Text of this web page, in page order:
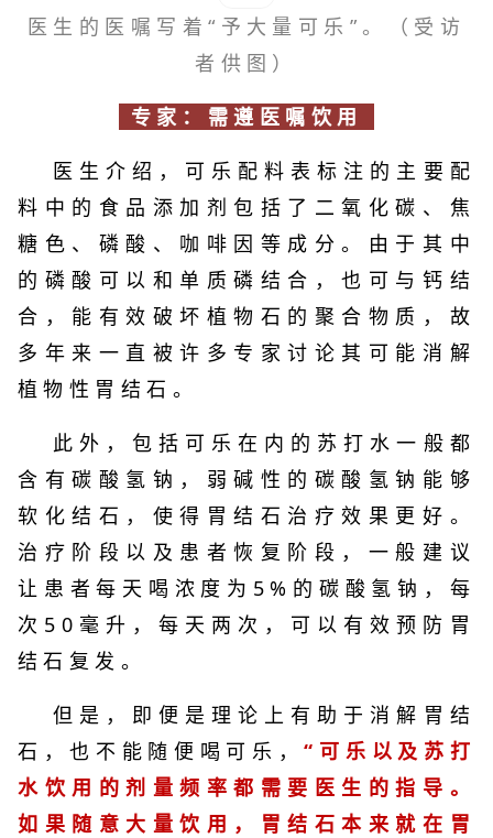
医生的医嘱写着“予大量可乐”。
（受访
者供图）
专家：需遵医嘱饮用
医生介绍，可乐配料表标注的主要配
料中的食品添加剂包括了二氧化碳、焦
糖色、磷酸、咖啡因等成分。由于其中
的磷酸可以和单质磷结合，也可与钙结
合，能有效破坏植物石的聚合物质，故
多年来一直被许多专家讨论其可能消解
植物性胃结石。
此外，包括可乐在内的苏打水一般都
含有碳酸氢钠，弱碱性的碳酸氢钠能够
软化结石，使得胃结石治疗效果更好。
治疗阶段以及患者恢复阶段，一般建议
让患者每天喝浓度为5%的碳酸氢钠，每
次50毫升，每天两次，可以有效预防胃
结石复发。
但是，即便是理论上有助于消解胃结
石，也不能随便喝可乐，“可乐以及苏打
水饮用的剂量频率都需要医生的指导。
如果随意大量饮用，胃结石本来就在胃